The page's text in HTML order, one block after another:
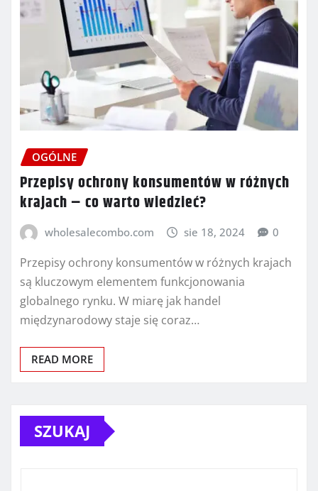
OGÓLNE
Przepisy ochrony konsumentów w różnych
krajach – co warto wiedzieć?
wholesalecombo.com sie 18, 2024 0
Przepisy ochrony konsumentów w różnych krajach
są kluczowym elementem funkcjonowania
globalnego rynku. W miarę jak handel
międzynarodowy staje się coraz…
READ MORE
SZUKAJ